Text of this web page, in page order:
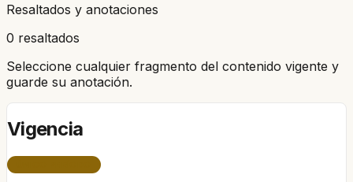
Resaltados y anotaciones
0 resaltados
Seleccione cualquier fragmento del contenido vigente y
guarde su anotación.
Vigencia